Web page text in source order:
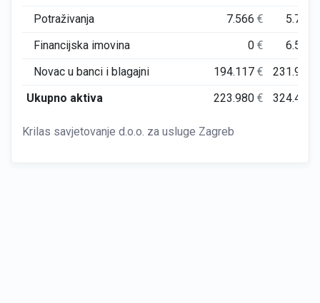
Potraživanja
7.566€ 5.780
Financijska imovina
0€ 6.517
Novac u banci i blagajni
194.117€ 231.959
Ukupno aktiva
223.980€ 324.434
Krilas savjetovanje d.o.o. za usluge Zagreb